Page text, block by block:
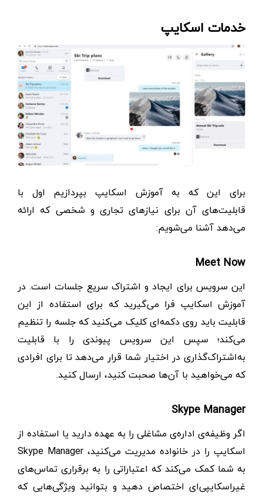
خدمات اسکایپ
برای این که به آموزش اسکایپ بپردازیم اول با
قابلیت‌های آن برای نیازهای تجاری و شخصی که ارائه
می‌دهد آشنا می‌شویم:
Meet Now
این سرویس برای ایجاد و اشتراک سریع جلسات است. در
آموزش اسکایپ فرا می‌گیرید که برای استفاده از این
قابلیت باید روی دکمه‌ای کلیک می‌کنید که جلسه را تنظیم
می‌کند؛ سپس این سرویس پیوندی را با قابلیت
به‌اشتراک‌گذاری در اختیار شما قرار می‌دهد تا برای افرادی
که می‌خواهید با آن‌ها صحبت کنید، ارسال کنید.
Skype Manager
اگر وظیفه‌ی اداره‌ی مشاغلی را به عهده دارید یا استفاده از
اسکایپ را در خانواده مدیریت می‌کنید، Skype Manager
به شما کمک می‌کند که اعتباراتی را به برقراری تماس‌های
غیراسکایپی‌ای اختصاص دهید و بتوانید ویژگی‌هایی که